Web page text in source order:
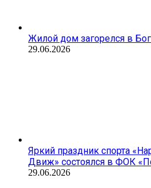
Жилой дом загорелся в
29.06.2026
Яркий праздник спорта
Движ» состоялся в ФОК
29.06.2026